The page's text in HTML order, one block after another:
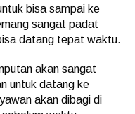
bisa sampai ke
sangat padat
datang tepat waktu.
akan sangat
untuk datang ke
akan dibagi di